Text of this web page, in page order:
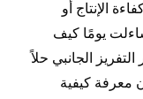
الإنتاج أو
يومًا كيف
الجانبي حلاً
معرفة كيفية